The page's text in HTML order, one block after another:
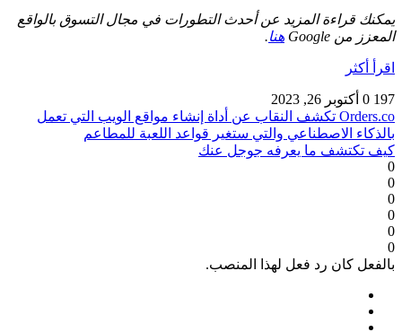
يمكنك قراءة المزيد عن أحدث التطورات في مجال التسوق بالواقع
المعزز من Google
هنا.
اقرأ أكثر
197
0 أكتوبر 26, 2023
Orders.co تكشف النقاب عن أداة إنشاء مواقع الويب التي تعمل
بالذكاء الاصطناعي والتي ستغير قواعد اللعبة للمطاعم
كيف تكتشف ما يعرفه جوجل عنك
0
0
0
0
0
0
بالفعل كان رد فعل لهذا المنصب.